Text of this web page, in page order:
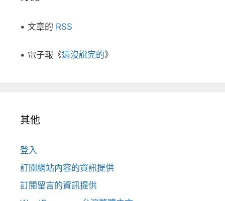
• 文章的 RSS
• 電子報《還沒說完的》
其他
登入
訂閱網站內容的資訊提供
訂閱留言的資訊提供